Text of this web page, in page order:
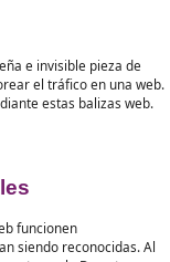
que se utiliza
interactiva. Este
monitorear el tráfico
mediante estas